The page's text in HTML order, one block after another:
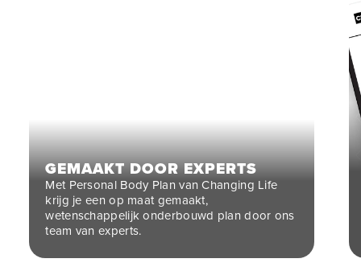
GEMAAKT DOOR EXPERTS
Met Personal Body Plan van Changing Life
krijg je een op maat gemaakt,
wetenschappelijk onderbouwd plan door ons
team van experts.